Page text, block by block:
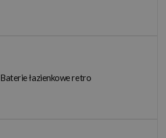
Baterie łazienkowe retro